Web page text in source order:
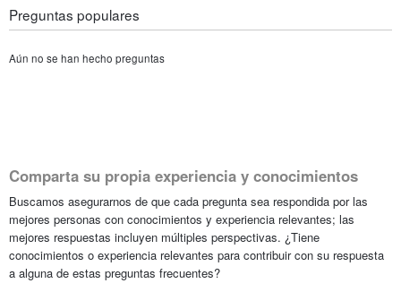
Preguntas populares
Aún no se han hecho preguntas
Comparta su propia experiencia y conocimientos
Buscamos asegurarnos de que cada pregunta sea respondida por las
mejores personas con conocimientos y experiencia relevantes; las
mejores respuestas incluyen múltiples perspectivas. ¿Tiene
conocimientos o experiencia relevantes para contribuir con su respuesta
a alguna de estas preguntas frecuentes?